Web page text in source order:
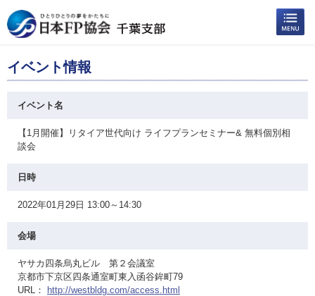
イベント情報
イベント名
【1月開催】リタイア世代向け ライフプランセミナー& 無料個別相
談会
日時
2022年01月29日 13:00～14:30
会場
ヤサカ四条烏丸ビル 第２会議室
京都市下京区四条通室町東入函谷鉾町79
URL：
http://westbldg.com/access.html